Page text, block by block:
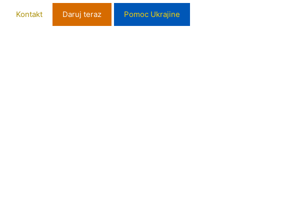
Kontakt Daruj teraz
Pomoc Ukrajine